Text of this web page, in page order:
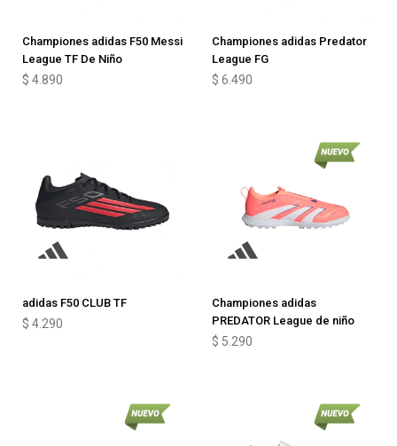
Championes adidas F50 Messi
League TF De Niño
$ 4.890
Championes adidas Predator
League FG
$ 6.490
adidas F50 CLUB TF
$ 4.290
Championes adidas
PREDATOR League de niño
$ 5.290